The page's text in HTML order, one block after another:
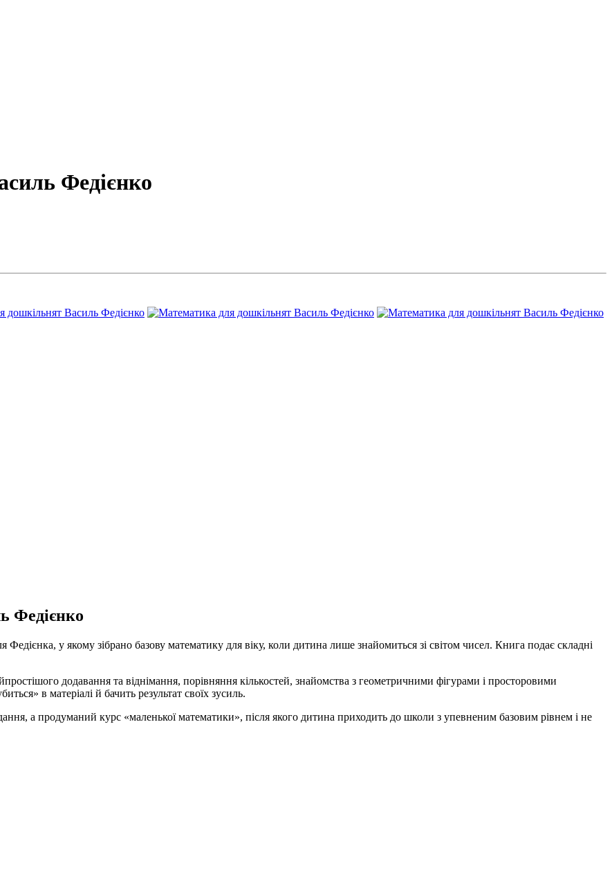
Федієнко
Федієнко
у якому зібрано базову математику для віку, коли дитина лише знайомиться зі світом чисел. Книга подає складні
додавання та віднімання, порівняння кількостей, знайомства з геометричними фігурами і просторовими
в матеріалі й бачить результат своїх зусиль.
а продуманий курс «маленької математики», після якого дитина приходить до школи з упевненим базовим рівнем і не